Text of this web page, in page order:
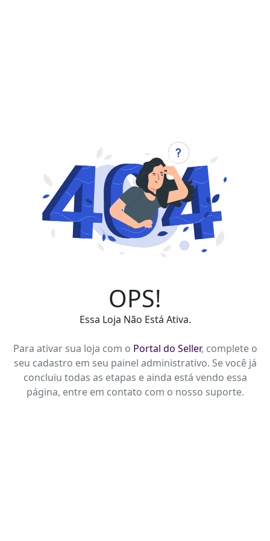
OPS!
Essa Loja Não Está Ativa.
Para ativar sua loja com o Portal do Seller, complete o
seu cadastro em seu painel administrativo. Se você já
concluiu todas as etapas e ainda está vendo essa
página, entre em contato com o nosso suporte.